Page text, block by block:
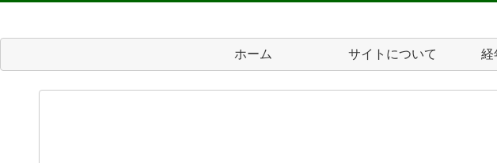
ホーム サイトについて 経